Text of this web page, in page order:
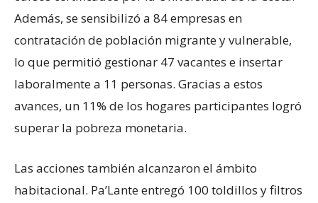
Además, se sensibilizó a 84 empresas en
contratación de población migrante y vulnerable,
lo que permitió gestionar 47 vacantes e insertar
laboralmente a 11 personas. Gracias a estos
avances, un 11% de los hogares participantes logró
superar la pobreza monetaria.
Las acciones también alcanzaron el ámbito
habitacional. Pa’Lante entregó 100 toldillos y filtros